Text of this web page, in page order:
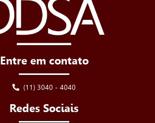
Entre em contato
(11) 3040 - 4040
Redes Sociais